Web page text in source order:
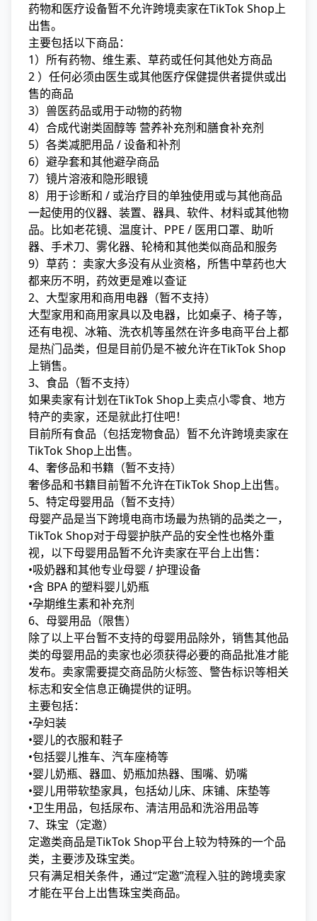
药物和医疗设备暂不允许跨境卖家在TikTok Shop上
出售。
主要包括以下商品：
1）所有药物、维生素、草药或任何其他处方商品
2 ）任何必须由医生或其他医疗保健提供者提供或出
售的商品
3）兽医药品或用于动物的药物
4）合成代谢类固醇等 营养补充剂和膳食补充剂
5）各类减肥用品 / 设备和补剂
6）避孕套和其他避孕商品
7）镜片溶液和隐形眼镜
8）用于诊断和 / 或治疗目的单独使用或与其他商品
一起使用的仪器、装置、器具、软件、材料或其他物
品。比如老花镜、温度计、PPE / 医用口罩、助听
器、手术刀、雾化器、轮椅和其他类似商品和服务
9）草药 ：卖家大多没有从业资格，所售中草药也大
都来历不明，药效更是难以查证
2、大型家用和商用电器（暂不支持）
大型家用和商用家具以及电器，比如桌子、椅子等，
还有电视、冰箱、洗衣机等虽然在许多电商平台上都
是热门品类，但是目前仍是不被允许在TikTok Shop
上销售。
3、食品（暂不支持）
如果卖家有计划在TikTok Shop上卖点小零食、地方
特产的卖家，还是就此打住吧！
目前所有食品（包括宠物食品）暂不允许跨境卖家在
TikTok Shop上出售。
4、奢侈品和书籍（暂不支持）
奢侈品和书籍目前暂不允许在TikTok Shop上出售。
5、特定母婴用品（暂不支持）
母婴产品是当下跨境电商市场最为热销的品类之一，
TikTok Shop对于母婴护肤产品的安全性也格外重
视，以下母婴用品暂不允许卖家在平台上出售：
•吸奶器和其他专业母婴 / 护理设备
•含 BPA 的塑料婴儿奶瓶
•孕期维生素和补充剂
6、母婴用品（限售）
除了以上平台暂不支持的母婴用品除外，销售其他品
类的母婴用品的卖家也必须获得必要的商品批准才能
发布。卖家需要提交商品防火标签、警告标识等相关
标志和安全信息正确提供的证明。
主要包括：
•孕妇装
•婴儿的衣服和鞋子
•包括婴儿推车、汽车座椅等
•婴儿奶瓶、器皿、奶瓶加热器、围嘴、奶嘴
•婴儿用带软垫家具，包括幼儿床、床铺、床垫等
•卫生用品，包括尿布、清洁用品和洗浴用品等
7、珠宝（定邀）
定邀类商品是TikTok Shop平台上较为特殊的一个品
类，主要涉及珠宝类。
只有满足相关条件，通过“定邀”流程入驻的跨境卖家
才能在平台上出售珠宝类商品。